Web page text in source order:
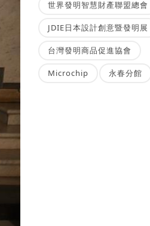
世界發明智慧財產聯盟總會
JDIE日本設計創意暨發明展
台灣發明商品促進協會
Microchip 永春分館